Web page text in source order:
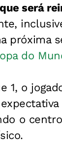
será
próxima
do
1, o
o